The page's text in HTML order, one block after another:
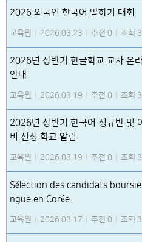
2026 외국인 한국어 말하기 대회
교육원 2026.03.23 추천 0 조회
2026년 상반기 한글학교 교사 온
안내
교육원 2026.03.19 추천 0 조회
2026년 상반기 한국어 정규반 및
비 선정 학교 알림
교육원 2026.03.19 추천 0 조회
Sélection des candidats
ngue en Corée
교육원 2026.03.17 추천 0 조회